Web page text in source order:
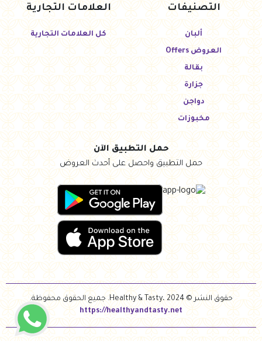
التصنيفات
ألبان
العروض Offers
بقالة
جزارة
دواجن
مخبوزات
العلامات التجارية
كل العلامات التجارية
حمل التطبيق الآن
حمل التطبيق واحصل على أحدث العروض
حقوق النشر © Healthy & Tasty، 2024. جميع الحقوق محفوظة.
https://healthyandtasty.net